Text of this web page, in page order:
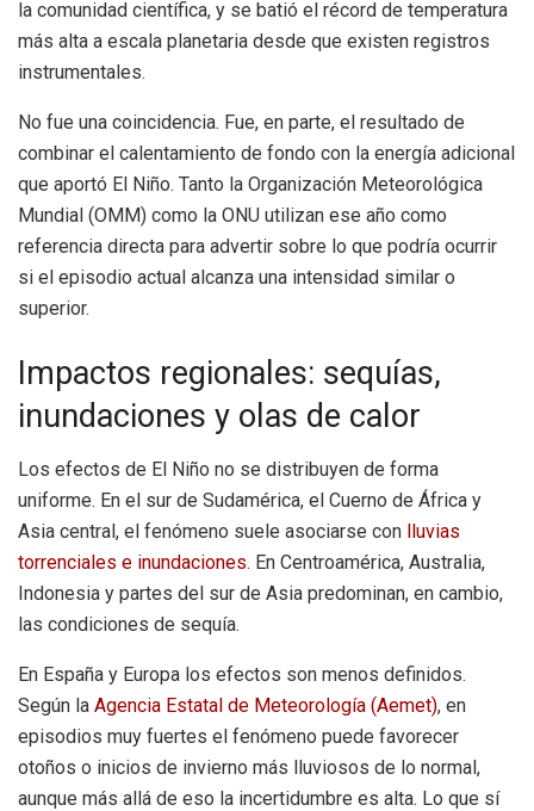
la comunidad científica, y se batió el récord de temperatura
más alta a escala planetaria desde que existen registros
instrumentales.
No fue una coincidencia. Fue, en parte, el resultado de
combinar el calentamiento de fondo con la energía adicional
que aportó El Niño. Tanto la Organización Meteorológica
Mundial (OMM) como la ONU utilizan ese año como
referencia directa para advertir sobre lo que podría ocurrir
si el episodio actual alcanza una intensidad similar o
superior.
Impactos regionales: sequías,
inundaciones y olas de calor
Los efectos de El Niño no se distribuyen de forma
uniforme. En el sur de Sudamérica, el Cuerno de África y
Asia central, el fenómeno suele asociarse con lluvias
torrenciales e inundaciones. En Centroamérica, Australia,
Indonesia y partes del sur de Asia predominan, en cambio,
las condiciones de sequía.
En España y Europa los efectos son menos definidos.
Según la Agencia Estatal de Meteorología (Aemet), en
episodios muy fuertes el fenómeno puede favorecer
otoños o inicios de invierno más lluviosos de lo normal,
aunque más allá de eso la incertidumbre es alta. Lo que sí